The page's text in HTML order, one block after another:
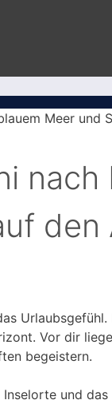
nach
Vor dir
begeistern.
und